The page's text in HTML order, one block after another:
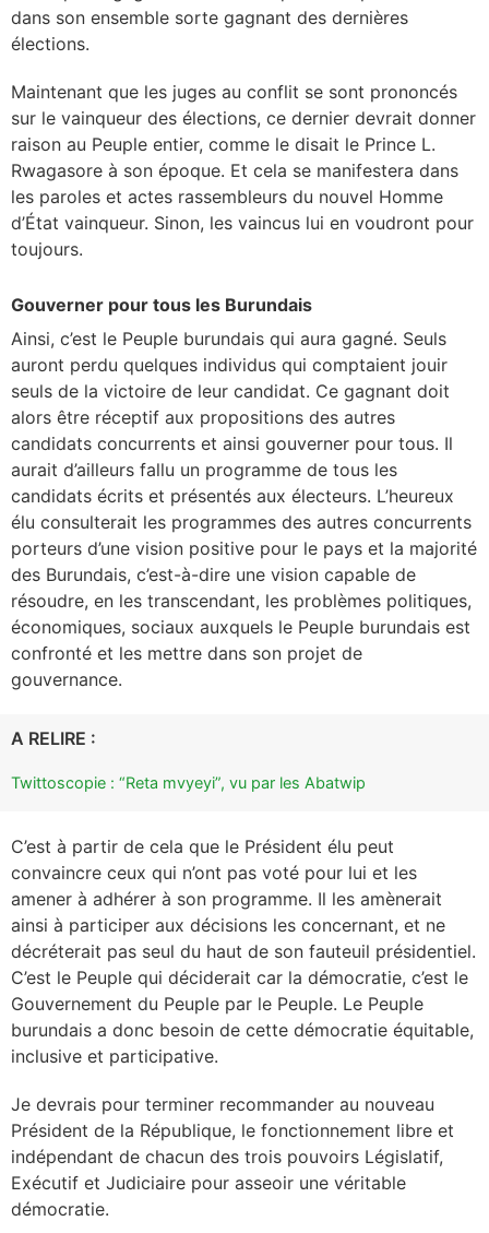
dans son ensemble sorte gagnant des dernières
élections.
Maintenant que les juges au conflit se sont prononcés
sur le vainqueur des élections, ce dernier devrait donner
raison au Peuple entier, comme le disait le Prince L.
Rwagasore à son époque. Et cela se manifestera dans
les paroles et actes rassembleurs du nouvel Homme
d’État vainqueur. Sinon, les vaincus lui en voudront pour
toujours.
Gouverner pour tous les Burundais
Ainsi, c’est le Peuple burundais qui aura gagné. Seuls
auront perdu quelques individus qui comptaient jouir
seuls de la victoire de leur candidat. Ce gagnant doit
alors être réceptif aux propositions des autres
candidats concurrents et ainsi gouverner pour tous. Il
aurait d’ailleurs fallu un programme de tous les
candidats écrits et présentés aux électeurs. L’heureux
élu consulterait les programmes des autres concurrents
porteurs d’une vision positive pour le pays et la majorité
des Burundais, c’est-à-dire une vision capable de
résoudre, en les transcendant, les problèmes politiques,
économiques, sociaux auxquels le Peuple burundais est
confronté et les mettre dans son projet de
gouvernance.
A RELIRE :
Twittoscopie : “Reta mvyeyi”, vu par les Abatwip
C’est à partir de cela que le Président élu peut
convaincre ceux qui n’ont pas voté pour lui et les
amener à adhérer à son programme. Il les amènerait
ainsi à participer aux décisions les concernant, et ne
décréterait pas seul du haut de son fauteuil présidentiel.
C’est le Peuple qui déciderait car la démocratie, c’est le
Gouvernement du Peuple par le Peuple. Le Peuple
burundais a donc besoin de cette démocratie équitable,
inclusive et participative.
Je devrais pour terminer recommander au nouveau
Président de la République, le fonctionnement libre et
indépendant de chacun des trois pouvoirs Législatif,
Exécutif et Judiciaire pour asseoir une véritable
démocratie.